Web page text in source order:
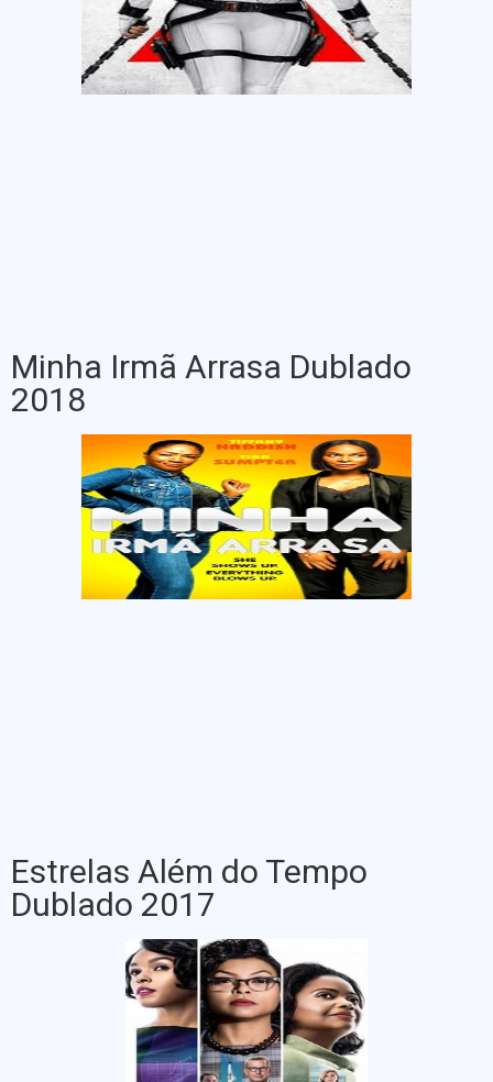
Minha Irmã Arrasa Dublado
2018
Estrelas Além do Tempo
Dublado 2017